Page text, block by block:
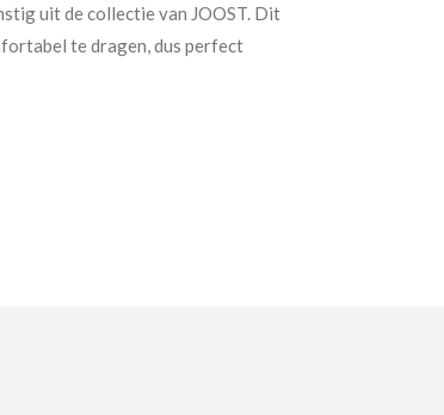
uit de collectie van JOOST. Dit
te dragen, dus perfect